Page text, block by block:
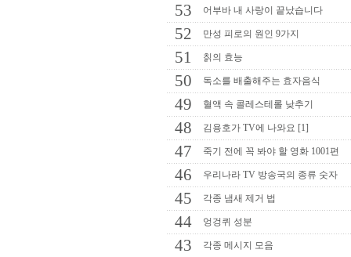
53 어부바 내 사랑이 끝났습니다
52 만성 피로의 원인 9가지
51 칡의 효능
50 독소를 배출해주는 효자음식
49 혈액 속 콜레스테롤 낮추기
48 김용호가 TV에 나와요 [1]
47 죽기 전에 꼭 봐야 할 영화 1001편
46 우리나라 TV 방송국의 종류 숫자
45 각종 냄새 제거 법
44 엉겅퀴 성분
43 각종 메시지 모음